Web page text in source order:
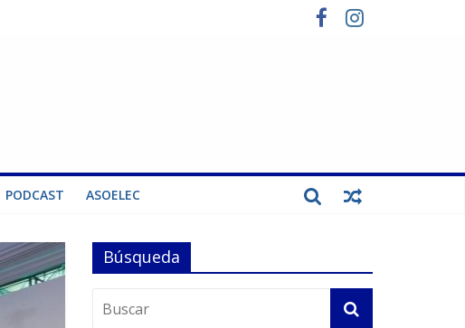
PODCAST ASOELEC
Búsqueda